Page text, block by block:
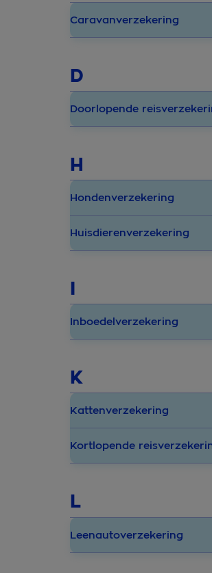
Caravanverzekering
D
Doorlopende
H
Hondenverzekering
Huisdierenverzekering
I
Inboedelverzekering
K
Kattenverzekering
Kortlopende
L
Leenautoverzekering